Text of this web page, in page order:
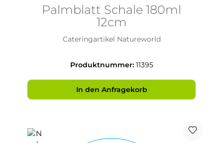
Palmblatt Schale 180ml
12cm
Cateringartikel Natureworld
Produktnummer: 11395
In den Anfragekorb